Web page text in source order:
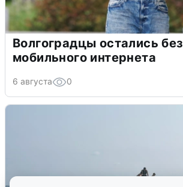
Волгоградцы остались без
мобильного интернета
6 августа 0